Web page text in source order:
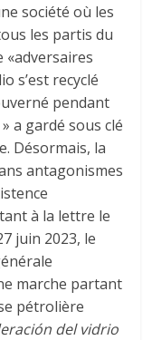
société où les
les partis du
«adversaires
s’est recyclé
pendant
a gardé sous clé
Désormais, la
antagonismes
à la lettre le
juin 2023, le
marche partant
pétrolière
del vidrio